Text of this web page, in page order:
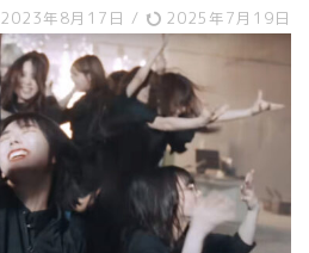
2023年8月17日 / 2025年7月19日